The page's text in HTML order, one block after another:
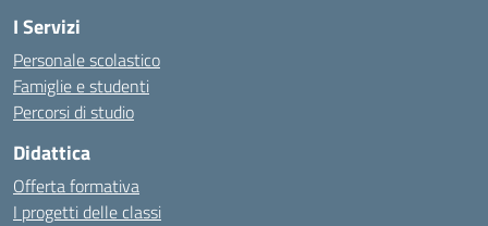
I Servizi
Personale scolastico
Famiglie e studenti
Percorsi di studio
Didattica
Offerta formativa
I progetti delle classi